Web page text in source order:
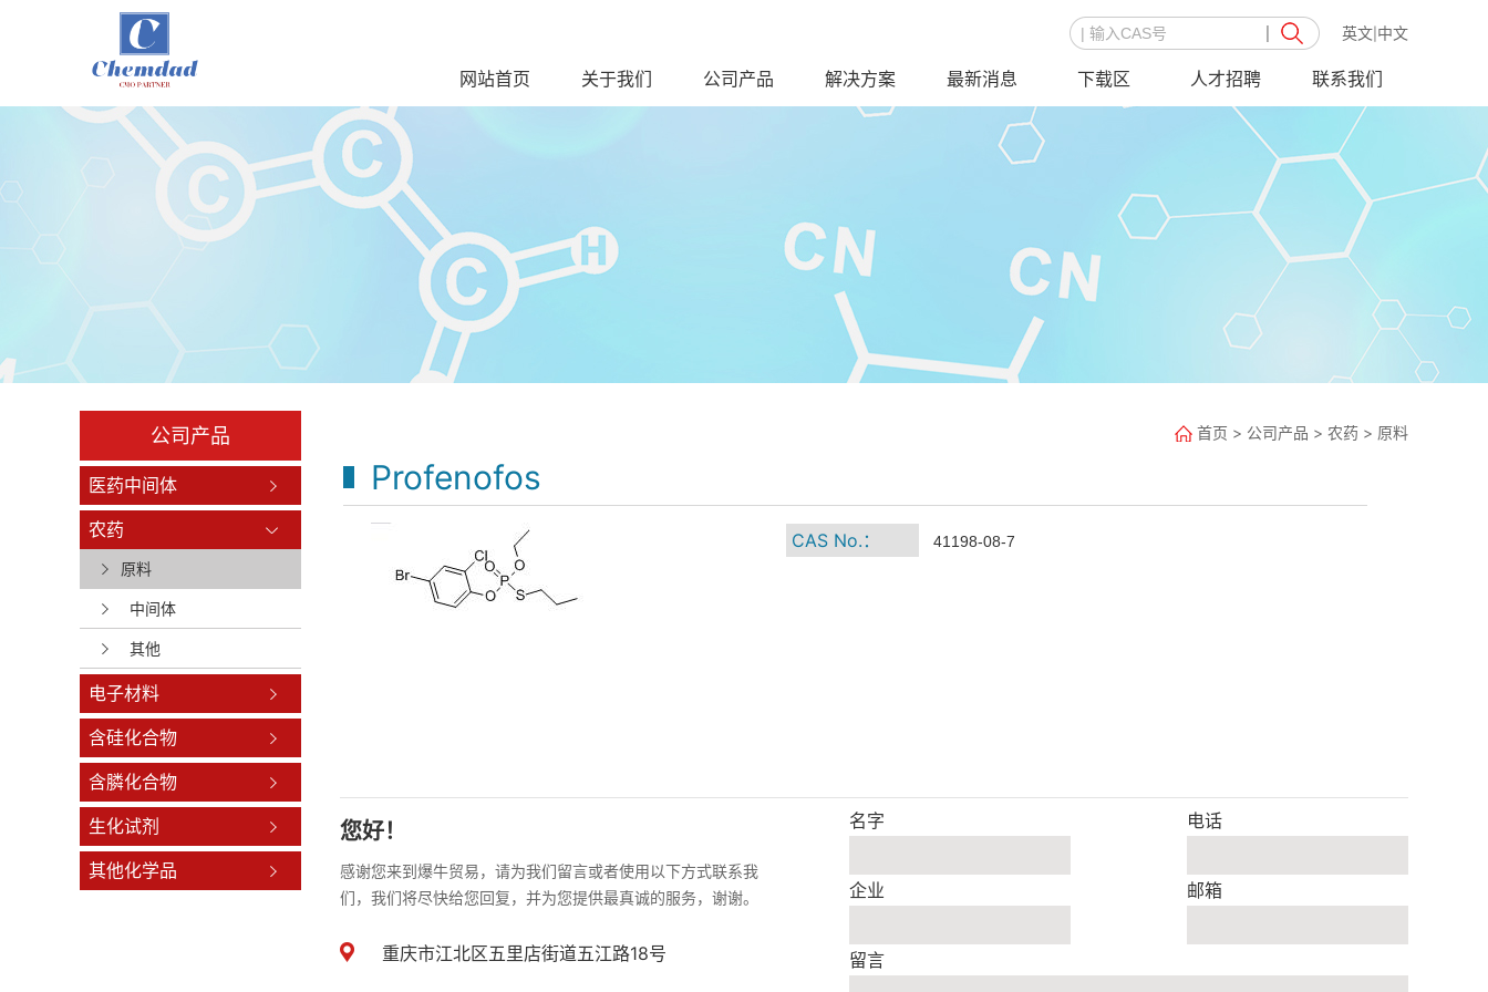
英文 中文
网站首页 关于我们 公司产品 解决方案 最新消息 下载区 人才招聘 联系我们
公司产品
医药中间体
农药
原料
中间体
其他
电子材料
含硅化合物
含膦化合物
生化试剂
其他化学品
首页 > 公司产品 > 农药 > 原料
Profenofos
CAS No.： 41198-08-7
您好！
感谢您来到爆牛贸易，请为我们留言或者使用以下方式联系我
们，我们将尽快给您回复，并为您提供最真诚的服务，谢谢。
重庆市江北区五里店街道五江路18号
名字 电话
企业 邮箱
留言